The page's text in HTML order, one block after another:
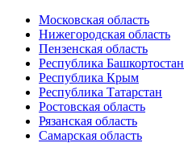
Московская область
Нижегородская область
Пензенская область
Республика Башкортостан
Республика Крым
Республика Татарстан
Ростовская область
Рязанская область
Самарская область